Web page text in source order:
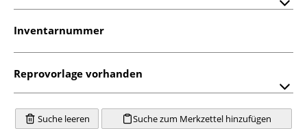
Inventarnummer
Reprovorlage vorhanden
Suche leeren Suche zum Merkzettel hinzufügen